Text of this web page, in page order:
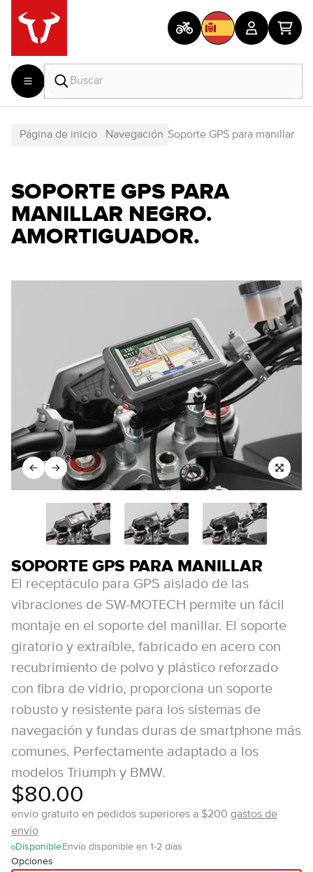
Página de inicio Navegación Soporte GPS para manillar
SOPORTE GPS PARA
MANILLAR NEGRO.
AMORTIGUADOR.
SOPORTE GPS PARA MANILLAR
El receptáculo para GPS aislado de las
vibraciones de SW-MOTECH permite un fácil
montaje en el soporte del manillar. El soporte
giratorio y extraíble, fabricado en acero con
recubrimiento de polvo y plástico reforzado
con fibra de vidrio, proporciona un soporte
robusto y resistente para los sistemas de
navegación y fundas duras de smartphone más
comunes. Perfectamente adaptado a los
modelos Triumph y BMW.
$80.00
envío gratuito en pedidos superiores a $200 gastos de
envío
Disponible Envío disponible en 1-2 días
Opciones